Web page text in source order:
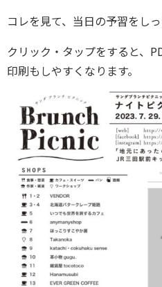
コレを見て、当日の予習をし
クリック・タップをすると、
印刷もしやすくなります。